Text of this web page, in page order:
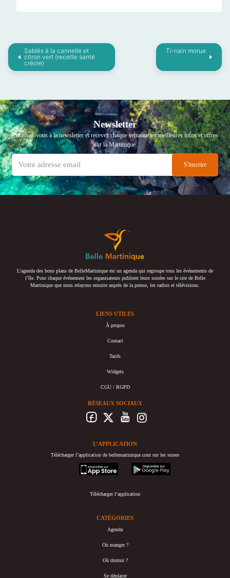
Sablés à la cannelle et
citron vert (recette santé
créole)
Ti-nain morue
Newsletter
Inscrivez-vous à la newsletter et recevez chaque semaine les meilleures infos et offres
sur la Martinique
L’agenda des bons plans de BelleMartinique est un agenda qui regroupe tous les événements de
l’île. Pour chaque événement les organisateurs publient leurs soirées sur le site de Belle
Martinique que nous relayons ensuite auprès de la presse, les radios et télévisions.
LIENS UTILES
À propos
Contact
Tarifs
Widgets
CGU / RGPD
RÉSEAUX SOCIAUX
L’APPLICATION
Télécharger l’application de bellemartinique.com sur les stores
appstore
googleplay
Télécharger l’application
CATÉGORIES
Agenda
Où manger ?
Où dormir ?
Se déplacer